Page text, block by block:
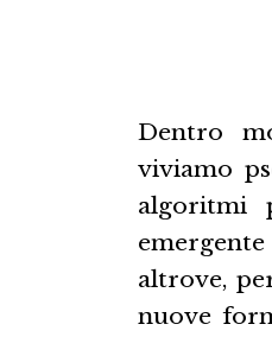
Dentro
viviamo
algoritmi
altrove,
nuove